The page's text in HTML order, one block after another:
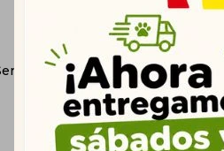
Repuesto Felino
1.360